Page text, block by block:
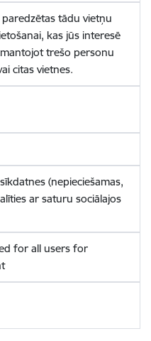
tādu vietņu
kas jūs interesē
trešo personu
citas vietnes.
(nepieciešamas,
ar saturu sociālajos
for all users for